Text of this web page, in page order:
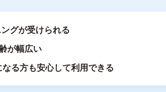
グが受けられる
が幅広い
る方も安心して利用できる